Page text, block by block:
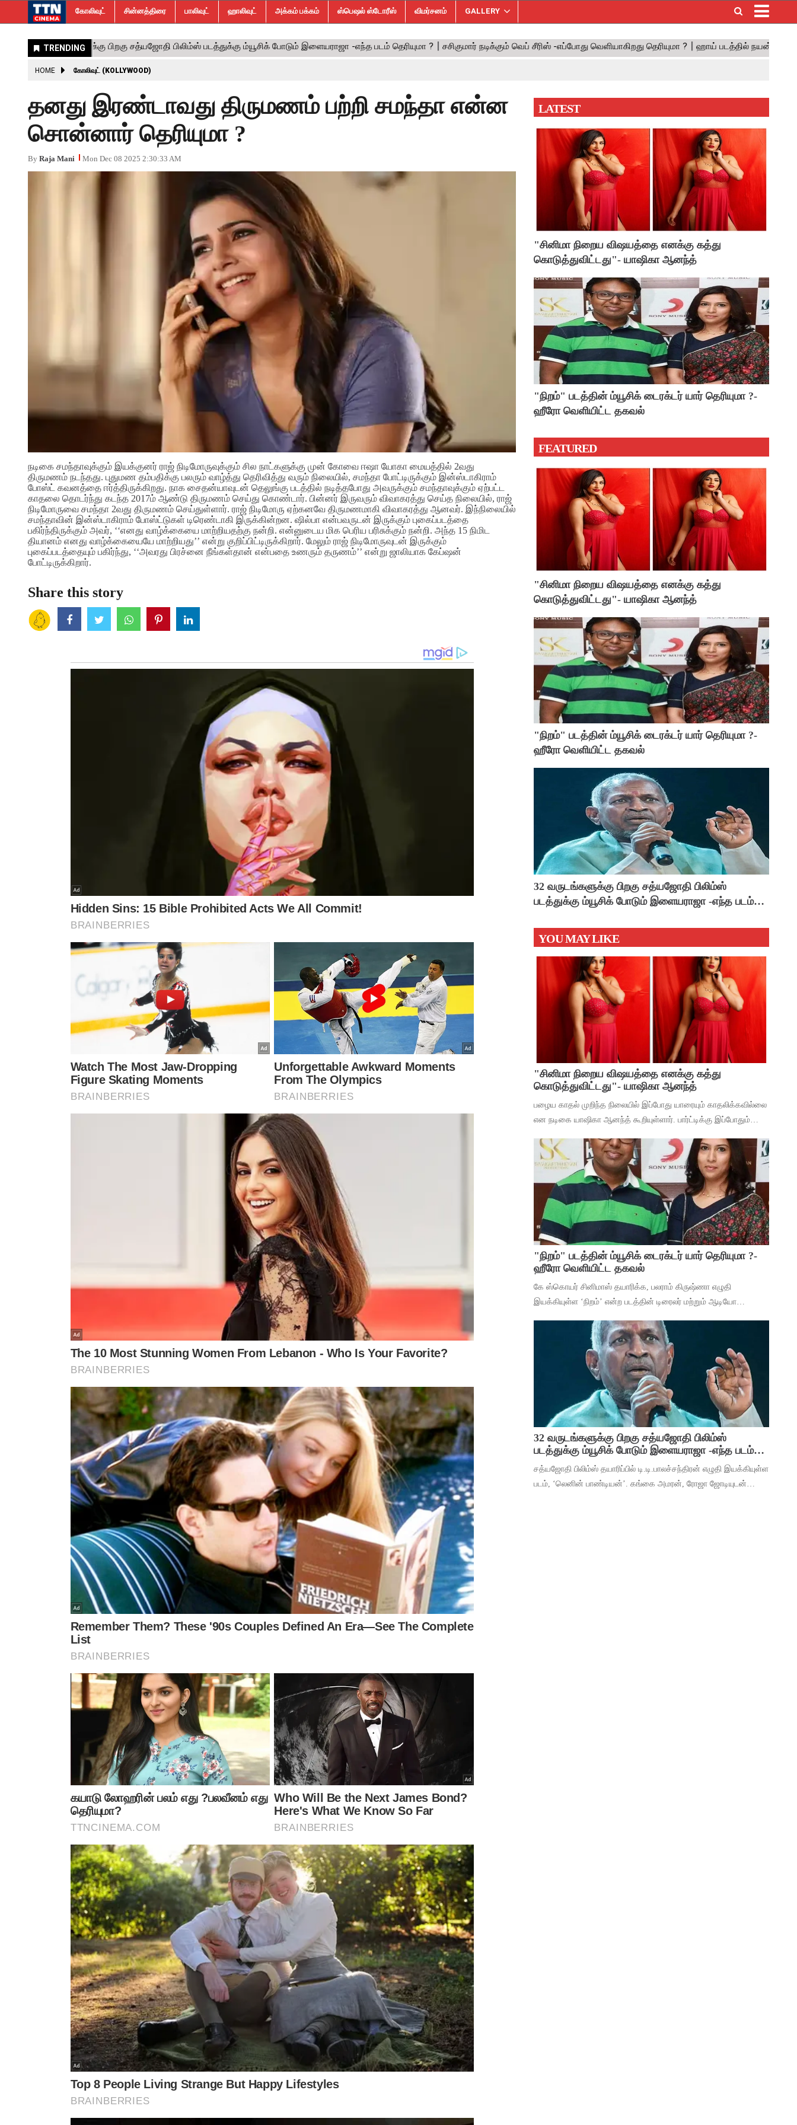
கோலிவுட் சின்னத்திரை பாலிவுட் ஹாலிவுட் அக்கம் பக்கம் ஸ்பெஷல் ஸ்டோரீஸ் விமர்சனம் GALLERY
HOME கோலிவுட் (KOLLYWOOD)
தனது இரண்டாவது திருமணம் பற்றி சமந்தா என்ன
சொன்னார் தெரியுமா ?
By Raja Mani Mon Dec 08 2025 2:30:33 AM
நடிகை சமந்தாவுக்கும் இயக்குனர் ராஜ் நிடிமோருவுக்கும் சில நாட்களுக்கு முன் கோவை ஈஷா யோகா மையத்தில் 2வது
திருமணம் நடந்தது. புதுமண தம்பதிக்கு பலரும் வாழ்த்து தெரிவித்து வரும் நிலையில், சமந்தா போட்டிருக்கும் இன்ஸ்டாகிராம்
போஸ்ட் கவனத்தை ஈர்த்திருக்கிறது. நாக சைதன்யாவுடன் தெலுங்கு படத்தில் நடித்தபோது அவருக்கும் சமந்தாவுக்கும் ஏற்பட்ட
காதலை தொடர்ந்து கடந்த 2017ம் ஆண்டு திருமணம் செய்து கொண்டார். பின்னர் இருவரும் விவாகரத்து செய்த நிலையில், ராஜ்
நிடிமோருவை சமந்தா 2வது திருமணம் செய்துள்ளார். ராஜ் நிடிமோரு ஏற்கனவே திருமணமாகி விவாகரத்து ஆனவர். இந்நிலையில்
சமந்தாவின் இன்ஸ்டாகிராம் போஸ்ட்டுகள் டிரெண்டாகி இருக்கின்றன. ஷில்பா என்பவருடன் இருக்கும் புகைப்படத்தை
பகிர்ந்திருக்கும் அவர், ‘‘எனது வாழ்க்கையை மாற்றியதற்கு நன்றி. என்னுடைய மிக பெரிய பரிசுக்கும் நன்றி. அந்த 15 நிமிட
தியானம் எனது வாழ்க்கையையே மாற்றியது’’ என்று குறிப்பிட்டிருக்கிறார். மேலும் ராஜ் நிடிமோருவுடன் இருக்கும்
புகைப்படத்தையும் பகிர்ந்து, ‘‘அவரது பிரச்னை நீங்கள்தான் என்பதை உணரும் தருணம்’’ என்று ஜாலியாக கேப்ஷன்
போட்டிருக்கிறார்.
Share this story
LATEST
"சினிமா நிறைய விஷயத்தை எனக்கு கத்து
கொடுத்துவிட்டது"- யாஷிகா ஆனந்த்
"நிறம்" படத்தின் ம்யூசிக் டைரக்டர் யார் தெரியுமா ?-
ஹீரோ வெளியிட்ட தகவல்
FEATURED
"சினிமா நிறைய விஷயத்தை எனக்கு கத்து
கொடுத்துவிட்டது"- யாஷிகா ஆனந்த்
"நிறம்" படத்தின் ம்யூசிக் டைரக்டர் யார் தெரியுமா ?-
ஹீரோ வெளியிட்ட தகவல்
32 வருடங்களுக்கு பிறகு சத்யஜோதி பிலிம்ஸ்
படத்துக்கு ம்யூசிக் போடும் இளையராஜா -எந்த படம்
YOU MAY LIKE
"சினிமா நிறைய விஷயத்தை எனக்கு கத்து
கொடுத்துவிட்டது"- யாஷிகா ஆனந்த்
பழைய காதல் முறிந்த நிலையில் இப்போது யாரையும் காதலிக்கவில்லை
என நடிகை யாஷிகா ஆனந்த் கூறியுள்ளார். பார்ட்டிக்கு இப்போதும்
பார்ட்டிக்கும் போகுறது
"நிறம்" படத்தின் ம்யூசிக் டைரக்டர் யார் தெரியுமா ?-
ஹீரோ வெளியிட்ட தகவல்
கே ஸ்கொயர் சினிமாஸ் தயாரிக்க, பலராம் கிருஷ்ணா எழுதி
இயக்கியுள்ள ‘நிறம்’ என்ற படத்தின் டிரைலர் மற்றும் ஆடியோ
பிரவஸ்தி, டான்ஸ் மாஸ்டர் சாய்
32 வருடங்களுக்கு பிறகு சத்யஜோதி பிலிம்ஸ்
படத்துக்கு ம்யூசிக் போடும் இளையராஜா -எந்த படம்
தெரியுமா ?
சத்யஜோதி பிலிம்ஸ் தயாரிப்பில் டி.டி.பாலச்சந்திரன் எழுதி இயக்கியுள்ள
படம், ‘லெனின் பாண்டியன்’. கங்கை அமரன், ரோஜா ஜோடியுடன்